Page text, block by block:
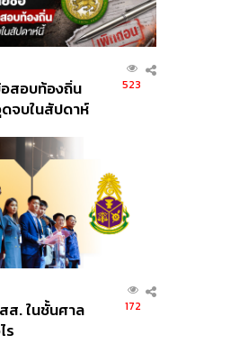
สอบท้องถิ่น
จบในสัปดาห์
523
ส. ในชั้นศาล
ร
172